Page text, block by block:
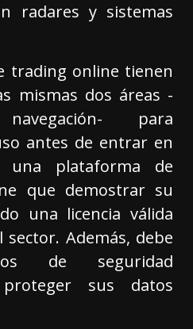
radares y sistemas
trading online tienen
mismas dos áreas -
para
antes de entrar en
una plataforma de
que demostrar su
una licencia válida
Además, debe
de seguridad
sus datos